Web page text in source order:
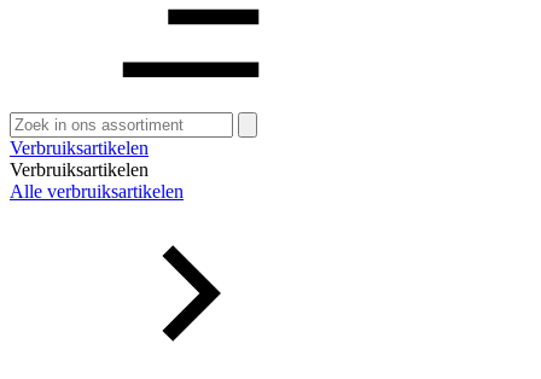
Zoeken
naar:
Verbruiksartikelen
Verbruiksartikelen
Alle verbruiksartikelen